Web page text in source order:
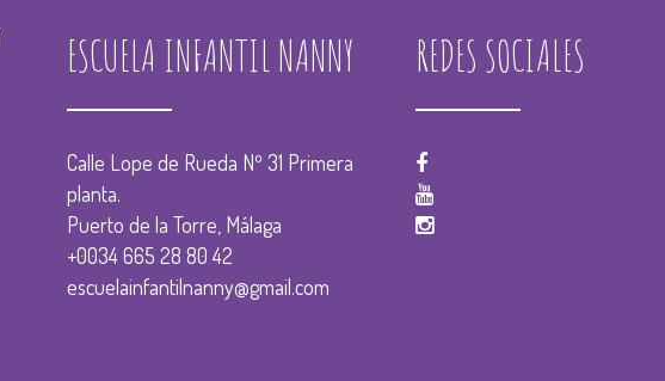
ESCUELA INFANTIL NANNY
Calle Lope de Rueda Nº 31 Primera
planta.
Puerto de la Torre, Málaga
+0034 665 28 80 42
escuelainfantilnanny@gmail.com
REDES SOCIALES